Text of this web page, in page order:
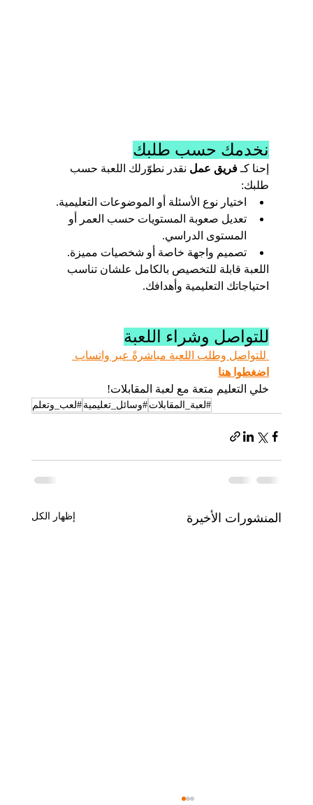
نخدمك حسب طلبك
إحنا كـ فريق عمل نقدر نطوّرلك اللعبة حسب
طلبك:
اختيار نوع الأسئلة أو الموضوعات التعليمية.
تعديل صعوبة المستويات حسب العمر أو
المستوى الدراسي.
تصميم واجهة خاصة أو شخصيات مميزة.
اللعبة قابلة للتخصيص بالكامل علشان تناسب
احتياجاتك التعليمية وأهدافك.
للتواصل وشراء اللعبة
للتواصل وطلب اللعبة مباشرةً عبر واتساب
اضغطوا هنا
خلي التعليم متعة مع لعبة المقابلات!
#لعبة_المقابلات #وسائل_تعليمية #لعب_وتعلم
المنشورات الأخيرة إظهار الكل